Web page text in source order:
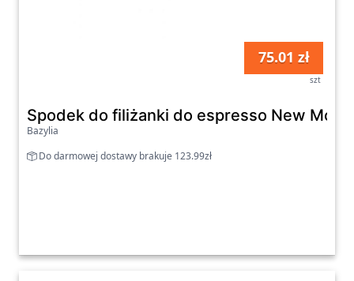
75.01 zł
szt
Spodek do filiżanki do espresso New
Bazylia
Do darmowej dostawy brakuje 123.99zł